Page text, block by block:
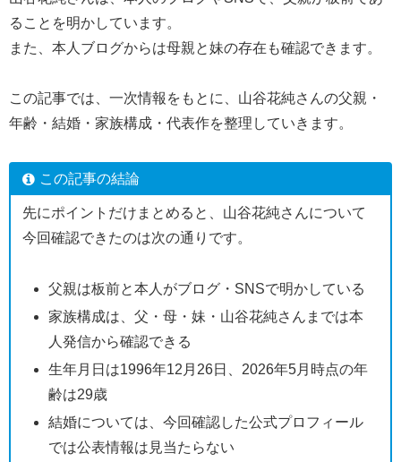
ることを明かしています。
また、本人ブログからは母親と妹の存在も確認できます。
この記事では、一次情報をもとに、山谷花純さんの父親・
年齢・結婚・家族構成・代表作を整理していきます。
この記事の結論
先にポイントだけまとめると、山谷花純さんについて
今回確認できたのは次の通りです。
父親は板前と本人がブログ・SNSで明かしている
家族構成は、父・母・妹・山谷花純さんまでは本
人発信から確認できる
生年月日は1996年12月26日、2026年5月時点の年
齢は29歳
結婚については、今回確認した公式プロフィール
では公表情報は見当たらない